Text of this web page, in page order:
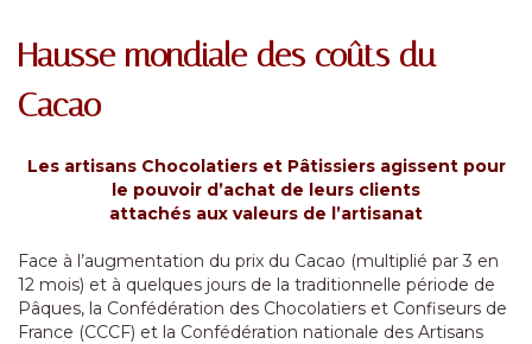
Hausse mondiale des coûts du
Cacao
Les artisans Chocolatiers et Pâtissiers agissent pour
le pouvoir d’achat de leurs clients
attachés aux valeurs de l’artisanat
Face à l’augmentation du prix du Cacao (multiplié par 3 en
12 mois) et à quelques jours de la traditionnelle période de
Pâques, la Confédération des Chocolatiers et Confiseurs de
France (CCCF) et la Confédération nationale des Artisans